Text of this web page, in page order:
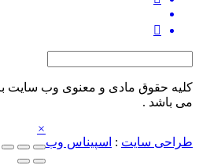
کلیه حقوق مادی و معنوی وب‌ سایت
می‌ باشد .
طراحی سایت : اسپیناس وب
×